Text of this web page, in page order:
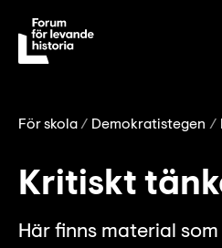
För skola Demokratistegen
Kritiskt
Här finns material